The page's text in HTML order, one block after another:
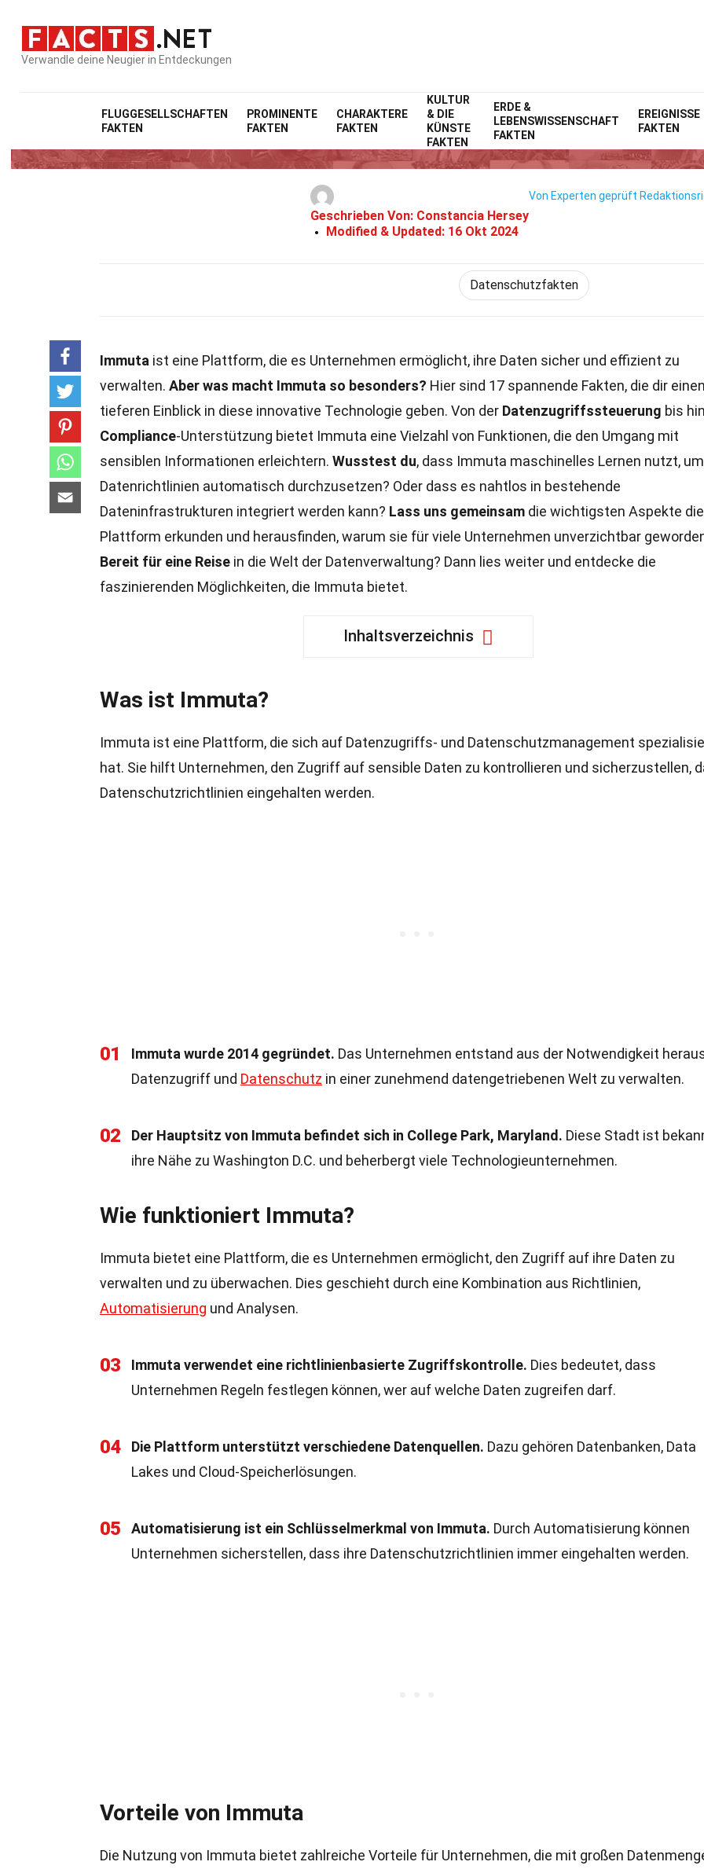
Verwandle deine Neugier in Entdeckungen
FLUGGESELLSCHAFTEN
FAKTEN
PROMINENTE
FAKTEN
CHARAKTERE
FAKTEN
KULTUR
& DIE
KÜNSTE
FAKTEN
ERDE &
LEBENSWISSENSCHAFT
FAKTEN
EREIGNISSE
FAKTEN
Home Technik & Wissenschaften Fakten
17 Fakten Über Immuta
Geschrieben Von: Constancia Hersey
Modified & Updated: 16 Okt 2024
Von Experten geprüft
Datenschutzfakten
Immuta ist eine Plattform, die es Unternehmen ermöglicht, ihre Daten sicher und effizient zu
verwalten. Aber was macht Immuta so besonders? Hier sind 17 spannende Fakten, die dir einen
tieferen Einblick in diese innovative Technologie geben. Von der Datenzugriffssteuerung bis
Compliance-Unterstützung bietet Immuta eine Vielzahl von Funktionen, die den Umgang mit
sensiblen Informationen erleichtern. Wusstest du, dass Immuta maschinelles Lernen nutzt, um
Datenrichtlinien automatisch durchzusetzen? Oder dass es nahtlos in bestehende
Dateninfrastrukturen integriert werden kann? Lass uns gemeinsam die wichtigsten Aspekte
Plattform erkunden und herausfinden, warum sie für viele Unternehmen unverzichtbar
Bereit für eine Reise in die Welt der Datenverwaltung? Dann lies weiter und entdecke die
faszinierenden Möglichkeiten, die Immuta bietet.
Inhaltsverzeichnis
Was ist Immuta?
Immuta ist eine Plattform, die sich auf Datenzugriffs- und Datenschutzmanagement
hat. Sie hilft Unternehmen, den Zugriff auf sensible Daten zu kontrollieren und sicherzustellen,
Datenschutzrichtlinien eingehalten werden.
01 Immuta wurde 2014 gegründet. Das Unternehmen entstand aus der Notwendigkeit
Datenzugriff und Datenschutz in einer zunehmend datengetriebenen Welt zu verwalten.
02 Der Hauptsitz von Immuta befindet sich in College Park, Maryland. Diese Stadt ist
ihre Nähe zu Washington D.C. und beherbergt viele Technologieunternehmen.
Wie funktioniert Immuta?
Immuta bietet eine Plattform, die es Unternehmen ermöglicht, den Zugriff auf ihre Daten zu
verwalten und zu überwachen. Dies geschieht durch eine Kombination aus Richtlinien,
Automatisierung und Analysen.
03 Immuta verwendet eine richtlinienbasierte Zugriffskontrolle. Dies bedeutet, dass
Unternehmen Regeln festlegen können, wer auf welche Daten zugreifen darf.
04 Die Plattform unterstützt verschiedene Datenquellen. Dazu gehören Datenbanken, Data
Lakes und Cloud-Speicherlösungen.
05 Automatisierung ist ein Schlüsselmerkmal von Immuta. Durch Automatisierung können
Unternehmen sicherstellen, dass ihre Datenschutzrichtlinien immer eingehalten werden.
Vorteile von Immuta
Die Nutzung von Immuta bietet zahlreiche Vorteile für Unternehmen, die mit großen